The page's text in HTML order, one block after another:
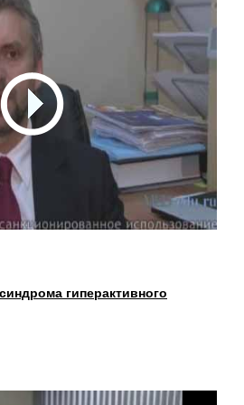
гиперактивного